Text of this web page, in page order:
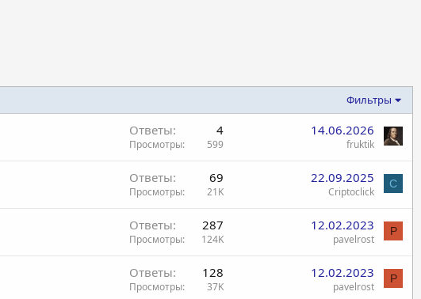
Фильтры
Ответы 4
Просмотры 599
14.06.2026
fruktik
Ответы 69
Просмотры 21K
22.09.2025
Criptoclick
C
Ответы 287
Просмотры 124K
12.02.2023
pavelrost
P
Ответы 128
Просмотры 37K
12.02.2023
pavelrost
P